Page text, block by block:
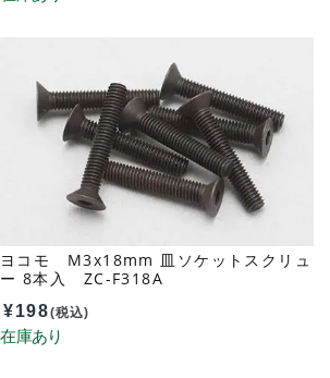
ヨコモ M3x18mm 皿ソケットスクリュ
ー 8本入 ZC-F318A
¥198(税込)